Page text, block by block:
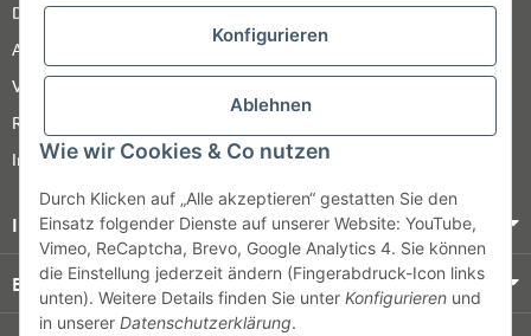
Konfigurieren
Ablehnen
Wie wir Cookies & Co nutzen
Durch Klicken auf „Alle akzeptieren“ gestatten Sie den
Einsatz folgender Dienste auf unserer Website: YouTube,
Vimeo, ReCaptcha, Brevo, Google Analytics 4. Sie können
die Einstellung jederzeit ändern (Fingerabdruck-Icon links
unten). Weitere Details finden Sie unter Konfigurieren und
in unserer Datenschutzerklärung.
Datenschutz
AGB
Versandinformationen
Retour
Impressum
Informationen
Bezahlung & Versand